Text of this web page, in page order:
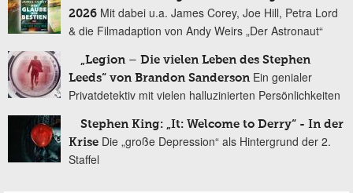
2026 Mit dabei u.a. James Corey, Joe Hill, Petra Lord
& die Filmadaption von Andy Weirs „Der Astronaut“
„Legion – Die vielen Leben des Stephen
Leeds“ von Brandon Sanderson Ein genialer
Privatdetektiv mit vielen halluzinierten Persönlichkeiten
Stephen King: „It: Welcome to Derry“ - In der
Krise Die „große Depression“ als Hintergrund der 2.
Staffel